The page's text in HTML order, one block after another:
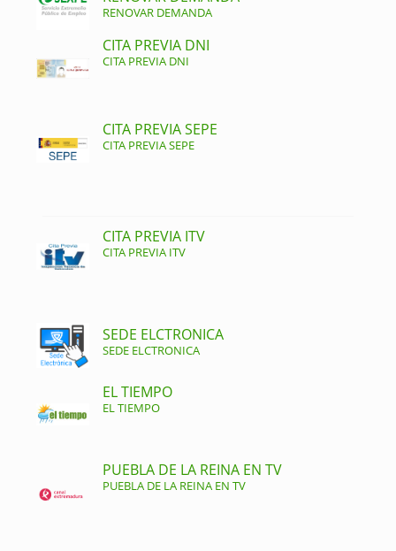
RENOVAR DEMANDA
CITA PREVIA DNI
CITA PREVIA DNI
CITA PREVIA SEPE
CITA PREVIA SEPE
CITA PREVIA ITV
CITA PREVIA ITV
SEDE ELCTRONICA
SEDE ELCTRONICA
EL TIEMPO
EL TIEMPO
PUEBLA DE LA REINA EN TV
PUEBLA DE LA REINA EN TV